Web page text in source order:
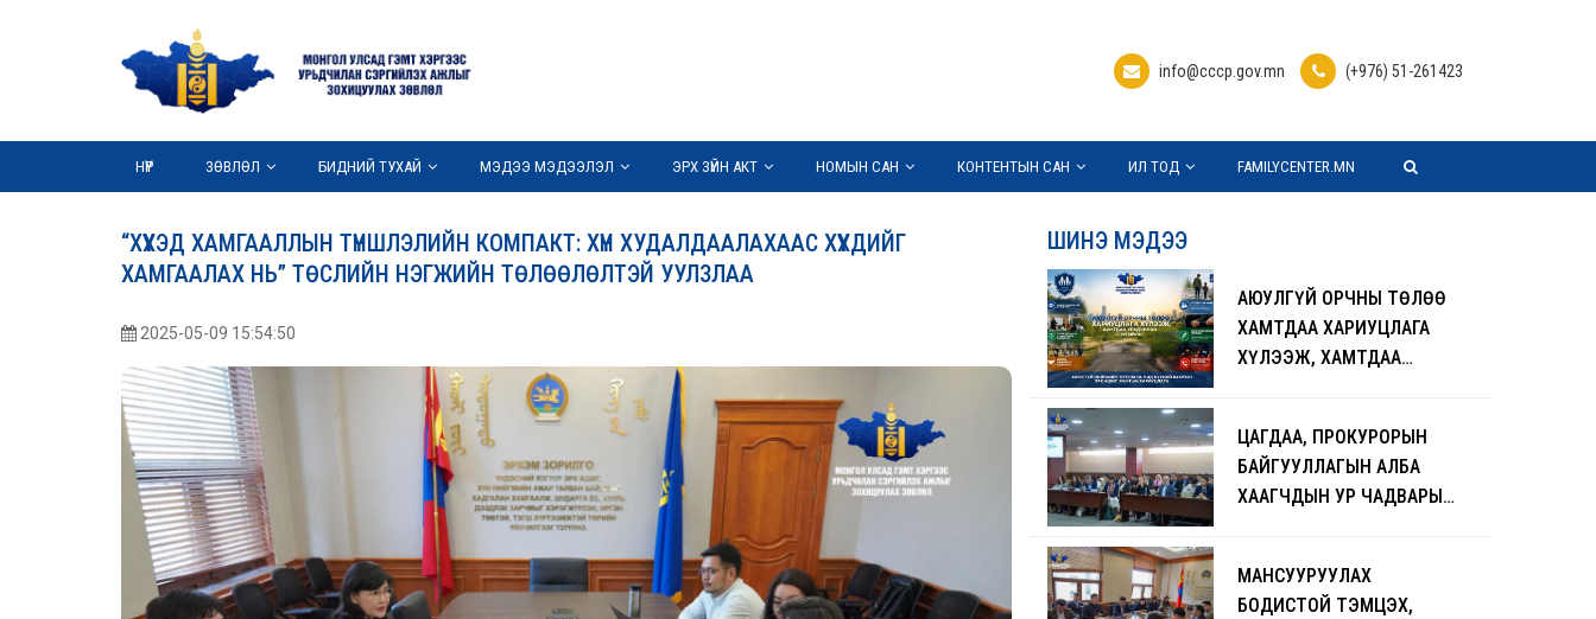
info@cccp.gov.mn (+976) 51-261423
НҮҮР ЗӨВЛӨЛ БИДНИЙ ТУХАЙ МЭДЭЭ МЭДЭЭЛЭЛ ЭРХ ЗҮЙН АКТ НОМЫН САН КОНТЕНТЫН САН ИЛ ТОД FAMILYCENTER.MN
“ХҮҮХЭД ХАМГААЛЛЫН ТҮНШЛЭЛИЙН КОМПАКТ: ХҮН ХУДАЛДААЛАХААС ХҮҮХДИЙГ
ХАМГААЛАХ НЬ” ТӨСЛИЙН НЭГЖИЙН ТӨЛӨӨЛӨЛТЭЙ УУЛЗЛАА
2025-05-09 15:54:50
ШИНЭ МЭДЭЭ
АЮУЛГҮЙ ОРЧНЫ ТӨЛӨӨ
ХАМТДАА ХАРИУЦЛАГА
ХҮЛЭЭЖ, ХАМТДАА
ЦАГДАА, ПРОКУРОРЫН
БАЙГУУЛЛАГЫН АЛБА
ХААГЧДЫН УР ЧАДВАРЫГ
БОЛЖ БАЙНА
МАНСУУРУУЛАХ
БОДИСТОЙ ТЭМЦЭХ,